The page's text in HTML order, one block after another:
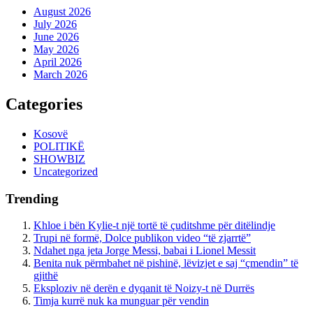
August 2026
July 2026
June 2026
May 2026
April 2026
March 2026
Categories
Kosovë
POLITIKË
SHOWBIZ
Uncategorized
Trending
Khloe i bën Kylie-t një tortë të çuditshme për ditëlindje
Trupi në formë, Dolce publikon video “të zjarrtë”
Ndahet nga jeta Jorge Messi, babai i Lionel Messit
Benita nuk përmbahet në pishinë, lëvizjet e saj “çmendin” të
gjithë
Eksploziv në derën e dyqanit të Noizy-t në Durrës
Timja kurrë nuk ka munguar për vendin